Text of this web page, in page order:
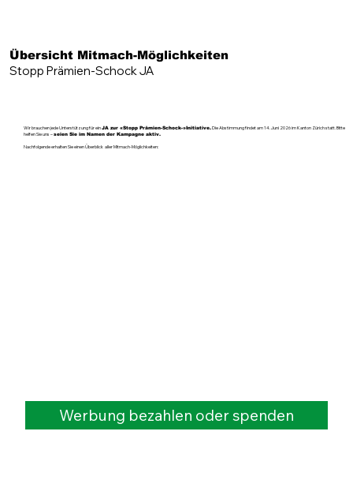
Übersicht Mitmach-Möglichkeiten
Stopp Prämien-Schock JA
Wir brauchen jede Unterstützung für einJA zur «Stopp Prämien-Schock-»Initiative.Die Abstimmung findet am 14. Juni 2026 im Kanton Zürich statt. Bitte
helfen Sie uns –seien Sie im Namen der Kampagne aktiv.
Nachfolgende erhalten Sie einen Überblick aller Mitmach-Möglichkeiten:
Werbung bezahlen oder spenden